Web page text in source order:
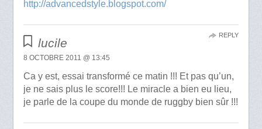
http://advancedstyle.blogspot.com/
lucile
8 OCTOBRE 2011 @ 13:45
Ca y est, essai transformé ce matin !!! Et pas qu’un,
je ne sais plus le score!!! Le miracle a bien eu lieu,
je parle de la coupe du monde de ruggby bien sûr !!!
REPLY